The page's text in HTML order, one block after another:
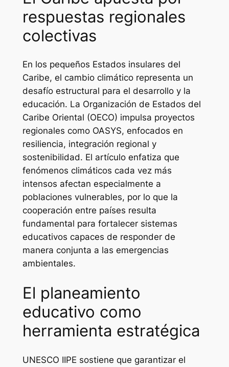
respuestas regionales
colectivas
En los pequeños Estados insulares del
Caribe, el cambio climático representa un
desafío estructural para el desarrollo y la
educación. La Organización de Estados del
Caribe Oriental (OECO) impulsa proyectos
regionales como OASYS, enfocados en
resiliencia, integración regional y
sostenibilidad. El artículo enfatiza que
fenómenos climáticos cada vez más
intensos afectan especialmente a
poblaciones vulnerables, por lo que la
cooperación entre países resulta
fundamental para fortalecer sistemas
educativos capaces de responder de
manera conjunta a las emergencias
ambientales.
El planeamiento
educativo como
herramienta estratégica
UNESCO IIPE sostiene que garantizar el